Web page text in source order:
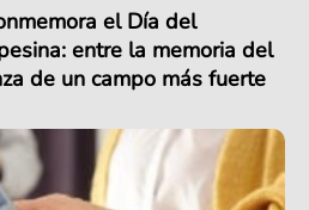
el Día del
entre la memoria del
de un campo más fuerte